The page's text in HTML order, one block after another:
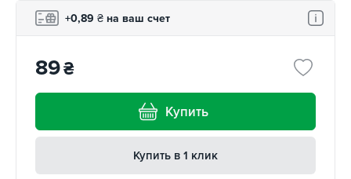
+0,89 ₴ на ваш счет
89₴
Купить
Купить в 1 клик